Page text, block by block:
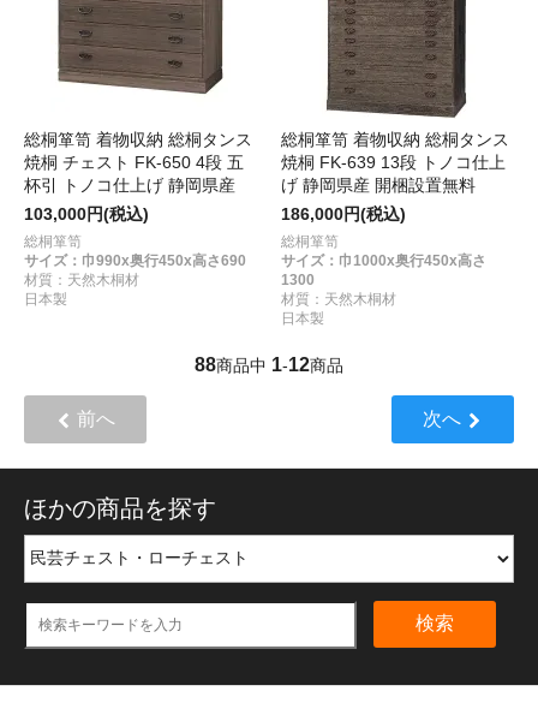
総桐箪笥 着物収納 総桐タンス
焼桐 チェスト FK-650 4段 五
杯引 トノコ仕上げ 静岡県産
103,000円(税込)
総桐箪笥
サイズ：巾990x奥行450x高さ690
材質：天然木桐材
日本製
総桐箪笥 着物収納 総桐タンス
焼桐 FK-639 13段 トノコ仕上
げ 静岡県産 開梱設置無料
186,000円(税込)
総桐箪笥
サイズ：巾1000x奥行450x高さ
1300
材質：天然木桐材
日本製
88商品中 1-12商品
前へ 次へ
ほかの商品を探す
検索